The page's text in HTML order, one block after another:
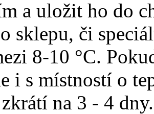
a uložit ho do
sklepu, či
8-10 °C.
i s místností o
na 3 - 4